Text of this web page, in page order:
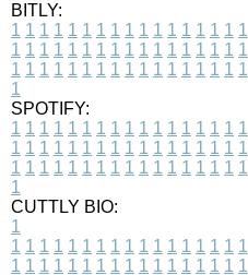
BITLY:
1 1 1 1 1 1 1 1 1 1 1 1 1 1 1 1 1
1 1 1 1 1 1 1 1 1 1 1 1 1 1 1 1 1
1 1 1 1 1 1 1 1 1 1 1 1 1 1 1 1 1
1
SPOTIFY:
1 1 1 1 1 1 1 1 1 1 1 1 1 1 1 1 1
1 1 1 1 1 1 1 1 1 1 1 1 1 1 1 1 1
1 1 1 1 1 1 1 1 1 1 1 1 1 1 1 1 1
1
CUTTLY BIO:
1
1 1 1 1 1 1 1 1 1 1 1 1 1 1 1 1 1
1 1 1 1 1 1 1 1 1 1 1 1 1 1 1 1 1